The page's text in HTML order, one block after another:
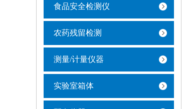
食品安全检测仪
农药残留检测
测量/计量仪器
实验室箱体